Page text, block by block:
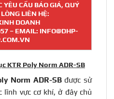
YÊU CẦU BÁO GIÁ, QUÝ
LIÊN HỆ:
DOANH
– EMAIL: INFO@DHP-
KTR Poly Norm ADR-SB
Norm ADR-SB được sử
vực cơ khí, ở đây chủ